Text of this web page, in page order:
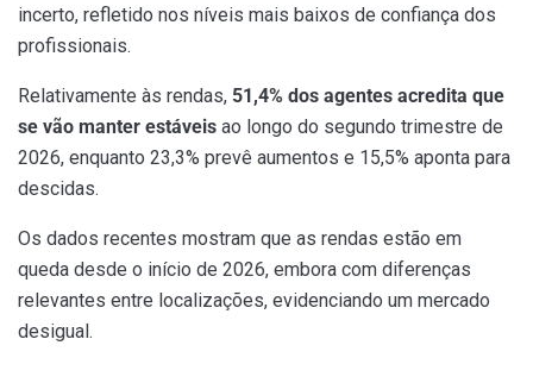
incerto, refletido nos níveis mais baixos de confiança dos
profissionais.
Relativamente às rendas, 51,4% dos agentes acredita que
se vão manter estáveis ao longo do segundo trimestre de
2026, enquanto 23,3% prevê aumentos e 15,5% aponta para
descidas.
Os dados recentes mostram que as rendas estão em
queda desde o início de 2026, embora com diferenças
relevantes entre localizações, evidenciando um mercado
desigual.